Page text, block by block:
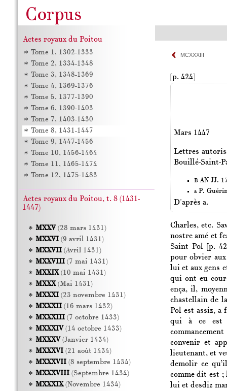
MCXXXIII
[p. 424]
Mars 1447
Lettres
Bouillé-Saint-
B AN JJ.
aP.
D'après a.
Charles, etc.
nostre amé et
Saint Pol
[p.
pour obvier
lui et aux gens
qui ont eu
ença, il,
chastellain de
Pol est assiz, a
qui à ce est
convenir et
lieutenant, et
demolir ce
comme dit est ;
lui et desdiz
Actes royaux du Poitou
Tome 1, 1302-1333
Tome 2, 1334-1348
Tome 3, 1348-1369
Tome 4, 1369-1376
Tome 5, 1377-1390
Tome 6, 1390-1403
Tome 7, 1403-1430
Tome 8, 1431-1447
Tome 9, 1447-1456
Tome 10, 1456-1464
Tome 11, 1465-1474
Tome 12, 1475-1483
Actes royaux du Poitou, t. 8 (1431-
1447)
MXXV(28 mars 1431)
MXXVI(9 avril 1431)
MXXVII(Avril 1431)
MXXVIII(7 mai 1431)
MXXIX(10 mai 1431)
MXXX(Mai 1431)
MXXXI(23 novembre 1431)
MXXXII(16 mars 1432)
MXXXIII(7 octobre 1433)
MXXXIV(14 octobre 1433)
MXXXV(Janvier 1434)
MXXXVI(21 août 1434)
MXXXVII(8 septembre 1434)
MXXXVIII(Septembre 1434)
MXXXIX(Novembre 1434)